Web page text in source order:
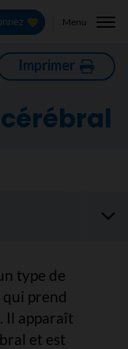
Menu
Imprimer
type de
qui prend
Il apparaît
et est